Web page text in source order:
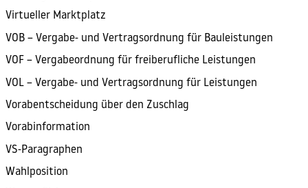
Virtueller Marktplatz
VOB – Vergabe- und Vertragsordnung für Bauleistungen
VOF – Vergabeordnung für freiberufliche Leistungen
VOL – Vergabe- und Vertragsordnung für Leistungen
Vorabentscheidung über den Zuschlag
Vorabinformation
VS-Paragraphen
Wahlposition